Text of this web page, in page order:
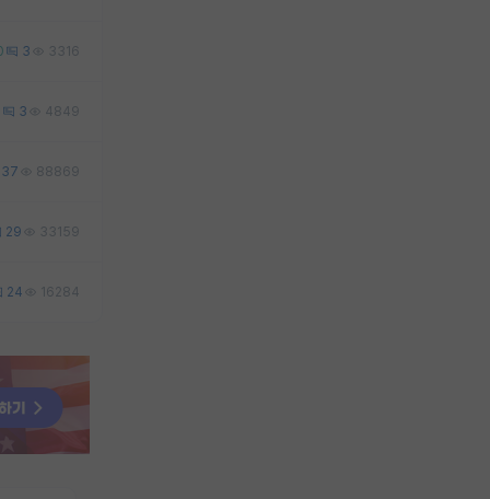
3 3316
3 4849
37 88869
29 33159
24 16284